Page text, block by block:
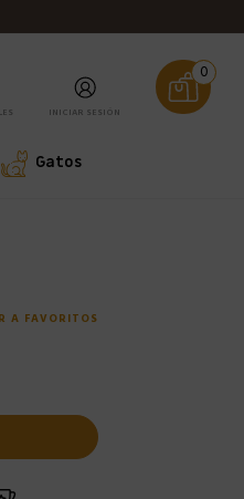
INICIAR SESIÓN
0
Gatos
A FAVORITOS